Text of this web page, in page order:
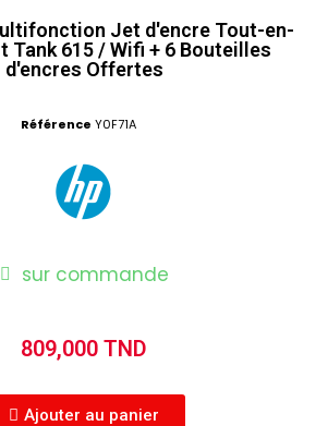
Jet d'encre Tout-en-
Tank 615 / Wifi + 6 Bouteilles
d'encres Offertes
Référence Y0F71A
sur commande
809,000 TND
Ajouter au panier